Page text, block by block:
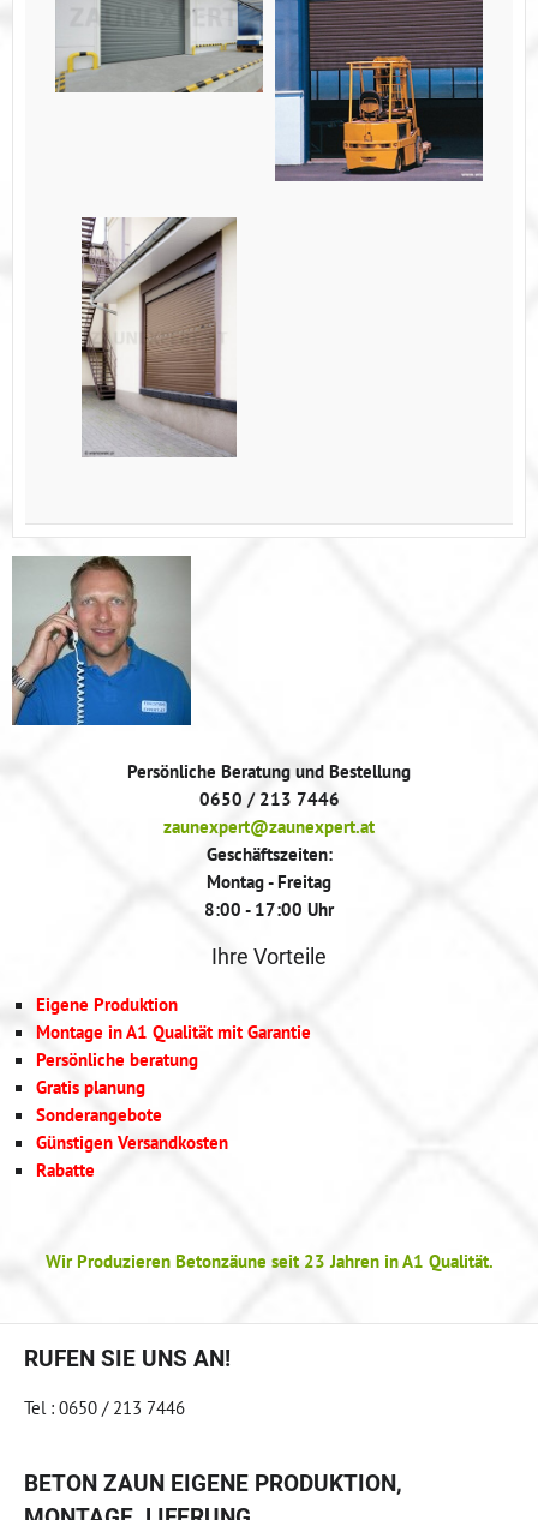
Persönliche Beratung und Bestellung
0650 / 213 7446
zaunexpert@zaunexpert.at
Geschäftszeiten:
Montag - Freitag
8:00 - 17:00 Uhr
Ihre Vorteile
Eigene Produktion
Montage in A1 Qualität mit Garantie
Persönliche beratung
Gratis planung
Sonderangebote
Günstigen Versandkosten
Rabatte
Wir Produzieren Betonzäune seit 23 Jahren in A1 Qualität.
RUFEN SIE UNS AN!
Tel : 0650 / 213 7446
BETON ZAUN EIGENE PRODUKTION,